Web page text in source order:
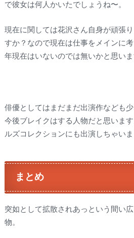
で彼女は何人かいたでしょうね〜。
現在に関しては花沢さん自身が頑張
すか？なので現在は仕事をメインに
年現在はいないのでは無いかと思いま
俳優としてはまだまだ出演作なども
今後ブレイクはする人物だと思いま
ルズコレクションにも出演しちゃい
まとめ
突如として拡散されあっという間い
物。